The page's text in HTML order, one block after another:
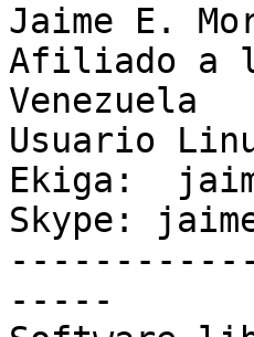
Jaime E.
Afiliado a
Venezuela
Usuario
Ekiga:
Skype:
-----